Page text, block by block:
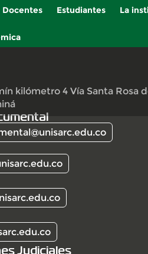
Docentes Estudiantes La
kilómetro 4 Vía Santa Rosa
Judiciales